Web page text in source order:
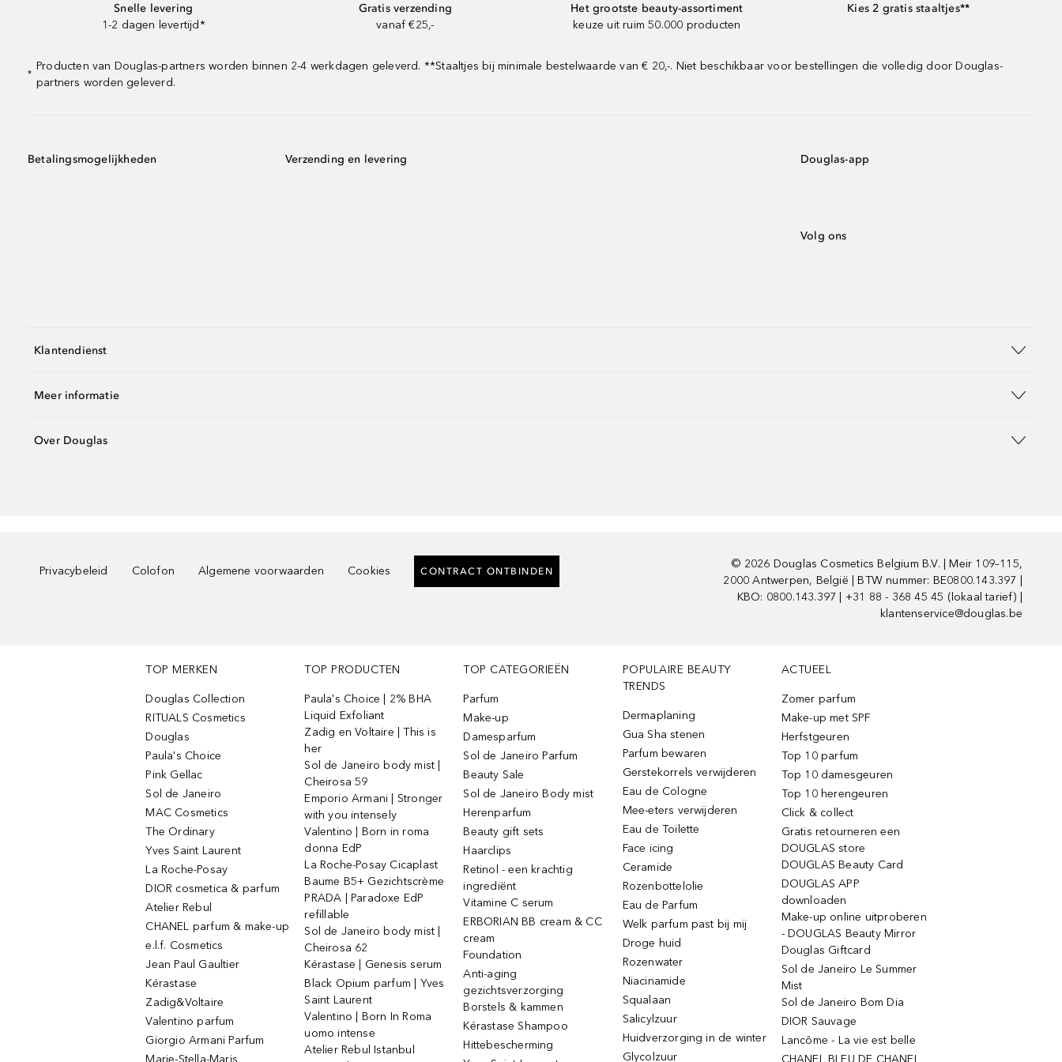
Snelle levering
1-2 dagen levertijd*
Gratis verzending
vanaf €25,-
Het grootste beauty-assortiment
keuze uit ruim 50.000 producten
Kies 2 gratis staaltjes**
*
Producten van Douglas-partners worden binnen 2-4 werkdagen geleverd. **Staaltjes bij minimale bestelwaarde van € 20,-. Niet beschikbaar voor bestellingen die volledig door Douglas-
partners worden geleverd.
Betalingsmogelijkheden Verzending en levering Douglas-app
Volg ons
Klantendienst
Meer informatie
Over Douglas
Privacybeleid Colofon Algemene voorwaarden Cookies CONTRACT ONTBINDEN
© 2026 Douglas Cosmetics Belgium B.V. | Meir 109–115,
2000 Antwerpen, België | BTW nummer: BE0800.143.397 |
KBO: 0800.143.397 | +31 88 - 368 45 45 (lokaal tarief) |
klantenservice@douglas.be
TOP MERKEN
Douglas Collection
RITUALS Cosmetics
Douglas
Paula's Choice
Pink Gellac
Sol de Janeiro
MAC Cosmetics
The Ordinary
Yves Saint Laurent
La Roche-Posay
DIOR cosmetica & parfum
Atelier Rebul
CHANEL parfum & make-up
e.l.f. Cosmetics
Jean Paul Gaultier
Kérastase
Zadig&Voltaire
Valentino parfum
Giorgio Armani Parfum
Marie-Stella-Maris
TOP PRODUCTEN
Paula's Choice | 2% BHA
Liquid Exfoliant
Zadig en Voltaire | This is
her
Sol de Janeiro body mist |
Cheirosa 59
Emporio Armani | Stronger
with you intensely
Valentino | Born in roma
donna EdP
La Roche-Posay Cicaplast
Baume B5+ Gezichtscrème
PRADA | Paradoxe EdP
refillable
Sol de Janeiro body mist |
Cheirosa 62
Kérastase | Genesis serum
Black Opium parfum | Yves
Saint Laurent
Valentino | Born In Roma
uomo intense
Atelier Rebul Istanbul
TOP CATEGORIEËN
Parfum
Make-up
Damesparfum
Sol de Janeiro Parfum
Beauty Sale
Sol de Janeiro Body mist
Herenparfum
Beauty gift sets
Haarclips
Retinol - een krachtig
ingrediënt
Vitamine C serum
ERBORIAN BB cream & CC
cream
Foundation
Anti-aging
gezichtsverzorging
Borstels & kammen
Kérastase Shampoo
Hittebescherming
POPULAIRE BEAUTY
TRENDS
Dermaplaning
Gua Sha stenen
Parfum bewaren
Gerstekorrels verwijderen
Eau de Cologne
Mee-eters verwijderen
Eau de Toilette
Face icing
Ceramide
Rozenbottelolie
Eau de Parfum
Welk parfum past bij mij
Droge huid
Rozenwater
Niacinamide
Squalaan
Salicylzuur
Huidverzorging in de winter
Glycolzuur
ACTUEEL
Zomer parfum
Make-up met SPF
Herfstgeuren
Top 10 parfum
Top 10 damesgeuren
Top 10 herengeuren
Click & collect
Gratis retourneren een
DOUGLAS store
DOUGLAS Beauty Card
DOUGLAS APP
downloaden
Make-up online uitproberen
- DOUGLAS Beauty Mirror
Douglas Giftcard
Sol de Janeiro Le Summer
Mist
Sol de Janeiro Bom Dia
DIOR Sauvage
Lancôme - La vie est belle
CHANEL BLEU DE CHANEL